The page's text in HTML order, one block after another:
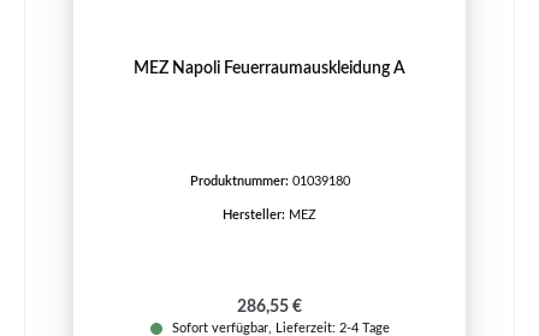
MEZ Napoli Feuerraumauskleidung A
Produktnummer: 01039180
Hersteller: MEZ
Regulärer Preis:
286,55 €
Sofort verfügbar, Lieferzeit: 2-4 Tage